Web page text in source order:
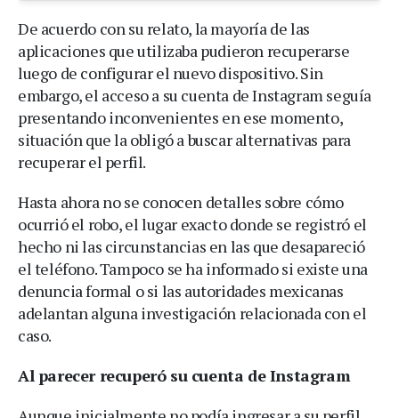
De acuerdo con su relato, la mayoría de las
aplicaciones que utilizaba pudieron recuperarse
luego de configurar el nuevo dispositivo. Sin
embargo, el acceso a su cuenta de Instagram seguía
presentando inconvenientes en ese momento,
situación que la obligó a buscar alternativas para
recuperar el perfil.
Hasta ahora no se conocen detalles sobre cómo
ocurrió el robo, el lugar exacto donde se registró el
hecho ni las circunstancias en las que desapareció
el teléfono. Tampoco se ha informado si existe una
denuncia formal o si las autoridades mexicanas
adelantan alguna investigación relacionada con el
caso.
Al parecer recuperó su cuenta de Instagram